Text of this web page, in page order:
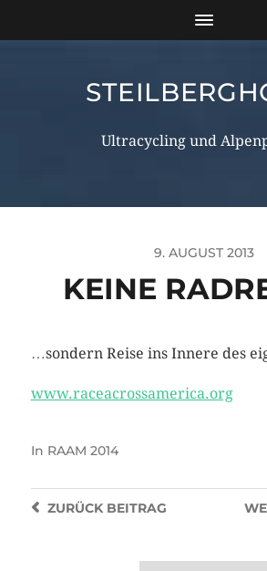
Ultracycling und
9. AUGUST 2013
KEINE
…sondern Reise ins Innere des
www.raceacrossamerica.org
In RAAM 2014
ZURÜCKBEITRAG